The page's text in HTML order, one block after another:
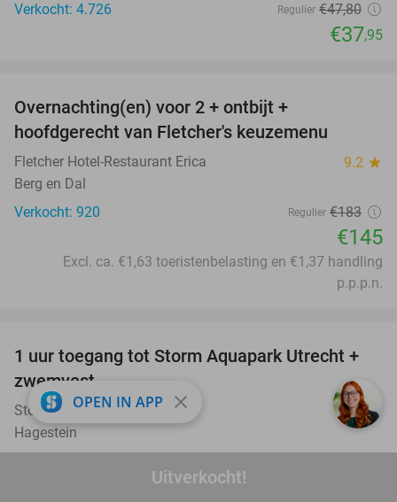
Uitverkocht!
Verkocht: 4.726
Regulier €47,80
€37,95
Overnachting(en) voor 2 + ontbijt +
hoofdgerecht van Fletcher's keuzemenu
Fletcher Hotel-Restaurant Erica 9.2 star
Berg en Dal
Verkocht: 920
Regulier €183
€145
Excl. ca. €1,63 toeristenbelasting en €1,37 handling
p.p.p.n.
31%
1 uur toegang tot Storm Aquapark Utrecht +
zwemvest
Storm Aquapark Utrecht 9.4star
Hagestein
OPEN IN APP close